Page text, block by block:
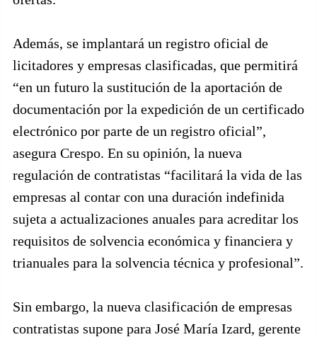
Además, se implantará un registro oficial de
licitadores y empresas clasificadas, que permitirá
“en un futuro la sustitución de la aportación de
documentación por la expedición de un certificado
electrónico por parte de un registro oficial”,
asegura Crespo. En su opinión, la nueva
regulación de contratistas “facilitará la vida de las
empresas al contar con una duración indefinida
sujeta a actualizaciones anuales para acreditar los
requisitos de solvencia económica y financiera y
trianuales para la solvencia técnica y profesional”.
Sin embargo, la nueva clasificación de empresas
contratistas supone para José María Izard, gerente